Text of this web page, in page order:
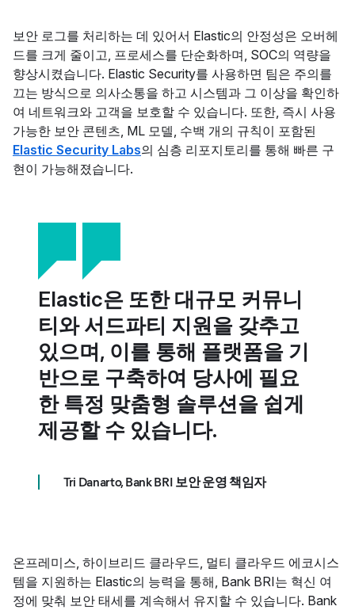
보안 로그를 처리하는 데 있어서 Elastic의 안정성은 오버헤
드를 크게 줄이고, 프로세스를 단순화하며, SOC의 역량을
향상시켰습니다. Elastic Security를 사용하면 팀은 주의를
끄는 방식으로 의사소통을 하고 시스템과 그 이상을 확인하
여 네트워크와 고객을 보호할 수 있습니다. 또한, 즉시 사용
가능한 보안 콘텐츠, ML 모델, 수백 개의 규칙이 포함된
Elastic Security Labs의 심층 리포지토리를 통해 빠른 구
현이 가능해졌습니다.
Elastic은 또한 대규모 커뮤니
티와 서드파티 지원을 갖추고
있으며, 이를 통해 플랫폼을 기
반으로 구축하여 당사에 필요
한 특정 맞춤형 솔루션을 쉽게
제공할 수 있습니다.
Tri Danarto, Bank BRI 보안 운영 책임자
온프레미스, 하이브리드 클라우드, 멀티 클라우드 에코시스
템을 지원하는 Elastic의 능력을 통해, Bank BRI는 혁신 여
정에 맞춰 보안 태세를 계속해서 유지할 수 있습니다. Bank